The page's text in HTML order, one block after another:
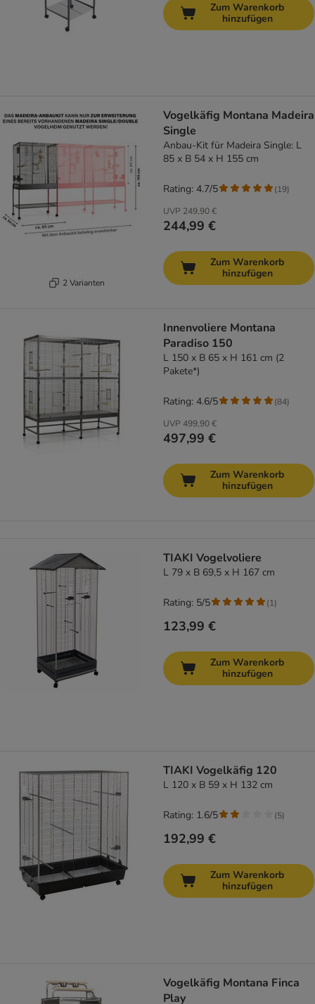
Zum Warenkorb
hinzufügen
2 Varianten
Vogelkäfig Montana Madeira
Single
Anbau-Kit für Madeira Single: L
85 x B 54 x H 155 cm
UVP 249,90 €
244,99 €
Rating: 4.7/5 (19)
Zum Warenkorb
hinzufügen
Innenvoliere Montana
Paradiso 150
L 150 x B 65 x H 161 cm (2
Pakete*)
UVP 499,90 €
497,99 €
Rating: 4.6/5 (84)
Zum Warenkorb
hinzufügen
TIAKI Vogelvoliere
L 79 x B 69,5 x H 167 cm
123,99 €
Rating: 5/5 (1)
Zum Warenkorb
hinzufügen
TIAKI Vogelkäfig 120
L 120 x B 59 x H 132 cm
192,99 €
Rating: 1.6/5 (5)
Zum Warenkorb
hinzufügen
Vogelkäfig Montana Finca
Play